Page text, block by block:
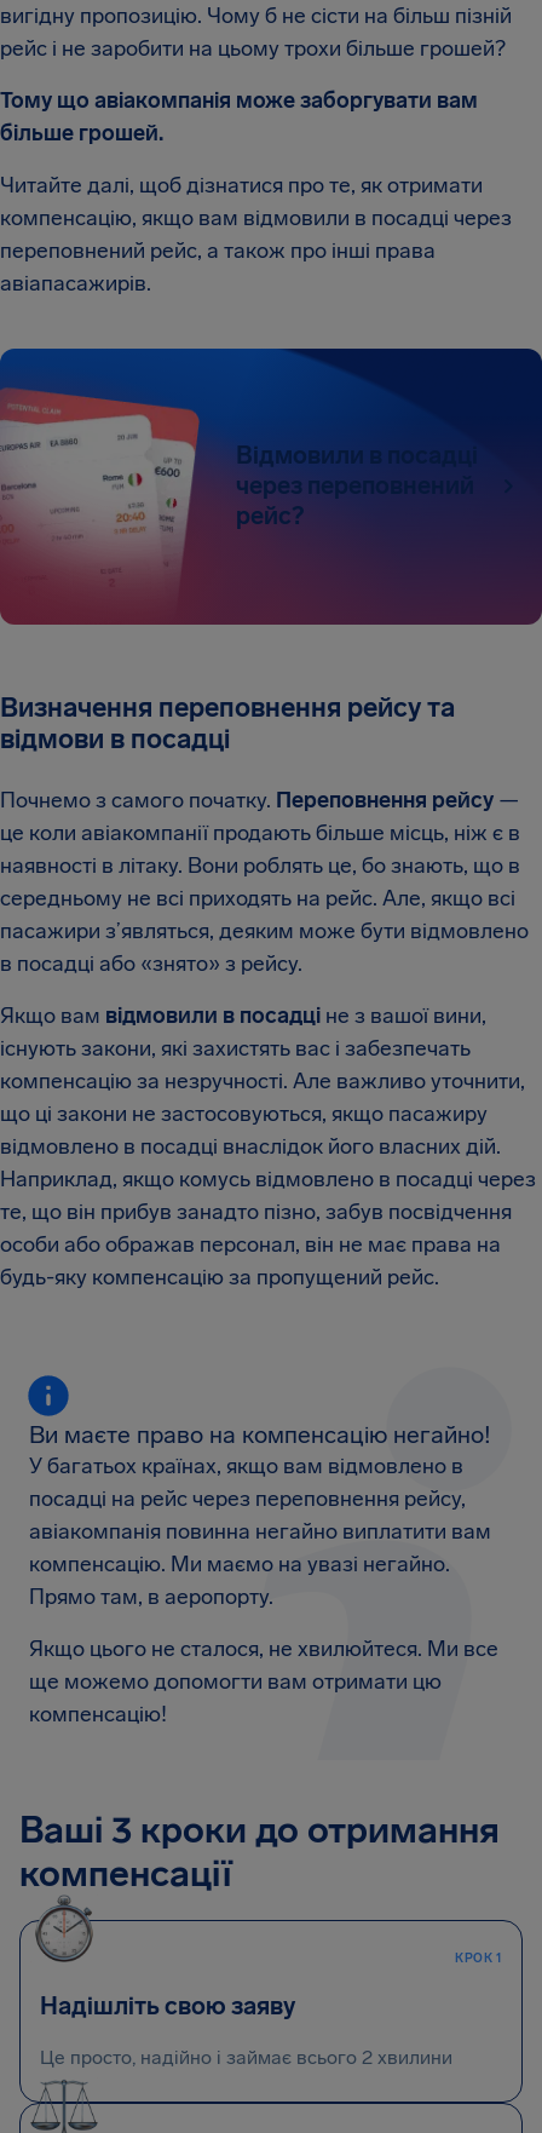
вигідну пропозицію. Чому б не сісти на більш пізній
рейс і не заробити на цьому трохи більше грошей?
Тому що авіакомпанія може заборгувати вам
більше грошей.
Читайте далі, щоб дізнатися про те, як отримати
компенсацію, якщо вам відмовили в посадці через
переповнений рейс, а також про інші права
авіапасажирів.
Відмовили в посадці
через переповнений
рейс?
Визначення переповнення рейсу та
відмови в посадці
Почнемо з самого початку. Переповнення рейсу —
це коли авіакомпанії продають більше місць, ніж є в
наявності в літаку. Вони роблять це, бо знають, що в
середньому не всі приходять на рейс. Але, якщо всі
пасажири з’являться, деяким може бути відмовлено
в посадці або «знято» з рейсу.
Якщо вам відмовили в посадці не з вашої вини,
існують закони, які захистять вас і забезпечать
компенсацію за незручності. Але важливо уточнити,
що ці закони не застосовуються, якщо пасажиру
відмовлено в посадці внаслідок його власних дій.
Наприклад, якщо комусь відмовлено в посадці через
те, що він прибув занадто пізно, забув посвідчення
особи або ображав персонал, він не має права на
будь-яку компенсацію за пропущений рейс.
Ви маєте право на компенсацію негайно!
У багатьох країнах, якщо вам відмовлено в
посадці на рейс через переповнення рейсу,
авіакомпанія повинна негайно виплатити вам
компенсацію. Ми маємо на увазі негайно.
Прямо там, в аеропорту.
Якщо цього не сталося, не хвилюйтеся. Ми все
ще можемо допомогти вам отримати цю
компенсацію!
Ваші 3 кроки до отримання
компенсації
КРОК 1
Надішліть свою заяву
Це просто, надійно і займає всього 2 хвилини